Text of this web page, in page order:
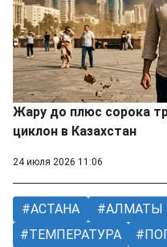
Жару до плюс сорока
циклон в Казахстан
24 июля 2026 11:06
АСТАНА АЛМАТЫ
ТЕМПЕРАТУРА